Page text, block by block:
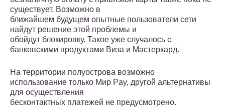
существует. Возможно в
ближайшем будущем опытные пользователи сети
найдут решение этой проблемы и
обойдут блокировку. Такое уже случалось с
банковскими продуктами Виза и Мастеркард.
На территории полуострова возможно
использование только Мир Pay, другой альтернативы
для осуществления
бесконтактных платежей не предусмотрено.